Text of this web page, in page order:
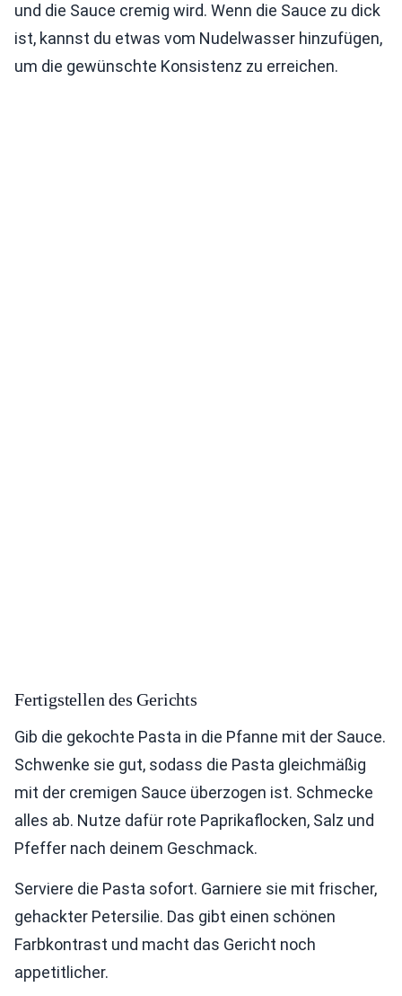
und die Sauce cremig wird. Wenn die Sauce zu dick
ist, kannst du etwas vom Nudelwasser hinzufügen,
um die gewünschte Konsistenz zu erreichen.
Fertigstellen des Gerichts
Gib die gekochte Pasta in die Pfanne mit der Sauce.
Schwenke sie gut, sodass die Pasta gleichmäßig
mit der cremigen Sauce überzogen ist. Schmecke
alles ab. Nutze dafür rote Paprikaflocken, Salz und
Pfeffer nach deinem Geschmack.
Serviere die Pasta sofort. Garniere sie mit frischer,
gehackter Petersilie. Das gibt einen schönen
Farbkontrast und macht das Gericht noch
appetitlicher.